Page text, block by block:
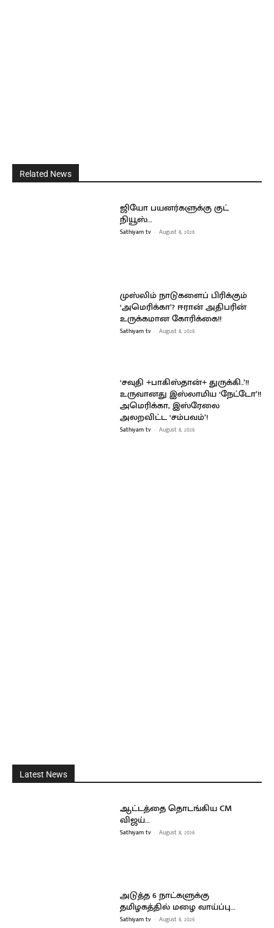
Related News
ஜியோ பயனர்களுக்கு குட்
நியூஸ்…
Sathiyam tv - August 8, 2026
முஸ்லிம் நாடுகளைப் பிரிக்கும்
‘அமெரிக்கா’? ஈரான் அதிபரின்
உருக்கமான கோரிக்கை!!
Sathiyam tv - August 8, 2026
‘சவுதி +பாகிஸ்தான்+ துருக்கி..’!!
உருவானது இஸ்லாமிய ‘நேட்டோ’!!
அமெரிக்கா, இஸ்ரேலை
அலறவிட்ட ‘சம்பவம்’!
Sathiyam tv - August 8, 2026
Latest News
ஆட்டத்தை தொடங்கிய CM
விஜய்…
Sathiyam tv - August 8, 2026
அடுத்த 6 நாட்களுக்கு
தமிழகத்தில் மழை வாய்ப்பு…
Sathiyam tv - August 8, 2026